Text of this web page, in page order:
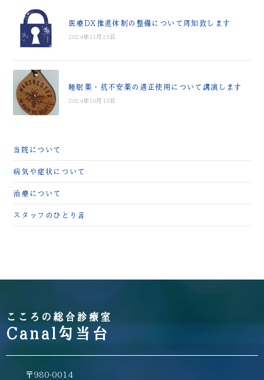
医療DX推進体制の整備について周知致します
2024年11月25日
睡眠薬・抗不安薬の適正使用について講演します
2024年10月18日
当院について
病気や症状について
治療について
スタッフのひとり言
こころの総合診療室
Canal勾当台
〒980-0014